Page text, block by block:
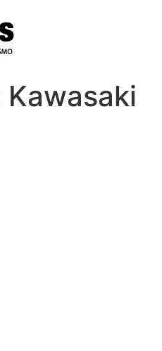
Kawasaki